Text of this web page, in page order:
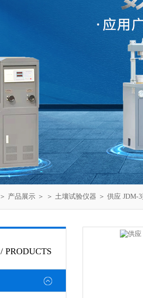
＞ 产品展示 ＞ ＞ 土壤试验仪器 ＞ 供应 JDM-
/ PRODUCTS